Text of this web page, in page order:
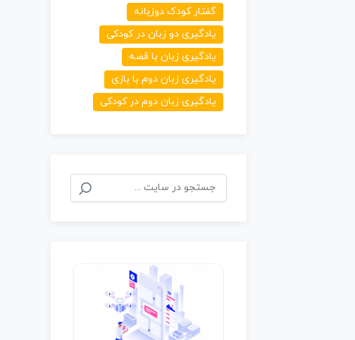
گفتار کودک دوزبانه
یادگیری دو زبان در کودکی
یادگیری زبان با قصه
یادگیری زبان دوم با بازی
یادگیری زبان دوم در کودکی